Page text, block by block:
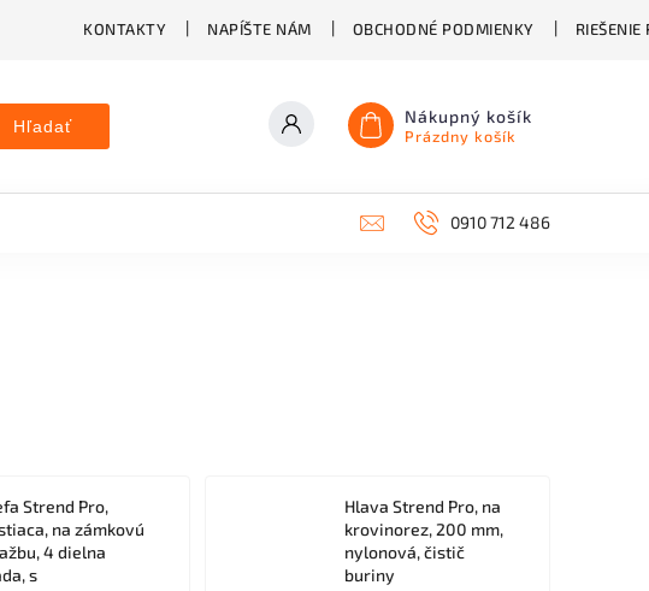
KONTAKTY NAPÍŠTE NÁM OBCHODNÉ PODMIENKY RIEŠENIE
Hľadať Nákupný košík
Prázdny košík
0910 712 486
Strend Pro,
na zámkovú
4 dielna
s
Hlava Strend Pro, na
krovinorez, 200 mm,
nylonová, čistič
buriny